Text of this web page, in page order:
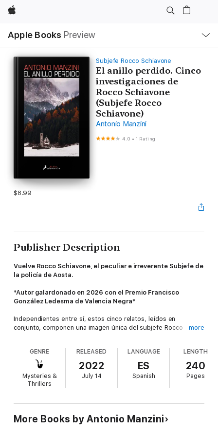
Apple
Apple Books Preview
Nav
Open
Menu
Subjefe Rocco Schiavone
El anillo perdido. Cinco
investigaciones de
Rocco Schiavone
(Subjefe Rocco
Schiavone)
Antonio Manzini
4.0 •1 Rating
$8.99
Publisher Description
Vuelve Rocco Schiavone, el peculiar e irreverente Subjefe de
la policía de Aosta.
*Autor galardonado en 2026 con el Premio Francisco
González Ledesma de Valencia Negra*
Independientes entre sí, estos cinco relatos, leídos en
conjunto, componen una imagen única del subjefe Rocco
En el primer relato un cadáver no identificado aparece
extendido sobre el ataúd de una mujer, con un anillo de bodas
como única pista. Las siguientes historias --una excursión
montañera de tres amigos que termina con un muerto; un
en el compartimento de un tren; el asesinato de un inocente
ermitaño-- se convierten en una indagación misteriosa en la
que el subjefe vuelca su malestar existencial, con una potente
more
GENRE
Mysteries &
Thrillers
RELEASED
2022
July 14
LANGUAGE
ES
Spanish
LENGTH
240
Pages
More Books by Antonio Manzini